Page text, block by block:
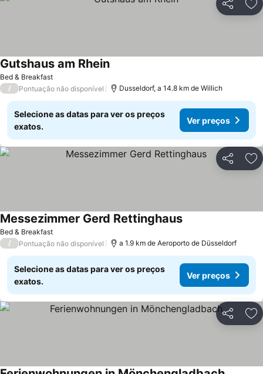
Partilhar
Bed & Breakfast
Gutshaus am Rhein
/ Pontuação não disponível Dusseldorf, a 14.8 km de Willich
Selecione as datas para ver os preços
exatos.
Ver preços
Partilhar
Bed & Breakfast
Messezimmer Gerd Rettinghaus
/ Pontuação não disponível a 1.9 km de Aeroporto de Düsseldorf
Selecione as datas para ver os preços
exatos.
Ver preços
Partilhar